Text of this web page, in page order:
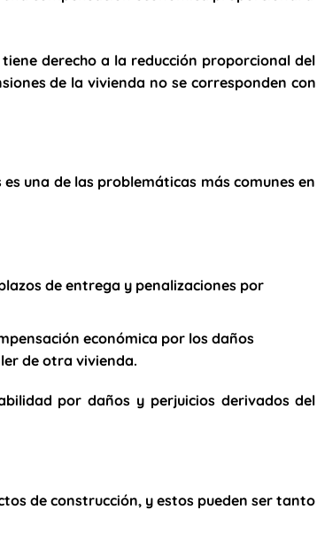
tiene derecho a la reducción proporcional del
de la vivienda no se corresponden con
una de las problemáticas más comunes en
de entrega y penalizaciones por
económica por los daños
de otra vivienda.
por daños y perjuicios derivados del
de construcción, y estos pueden ser tanto